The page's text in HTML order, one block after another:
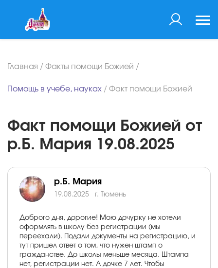
Главная / Факты помощи Божией /
Помощь в учебе, науках / Факт помощи Божией
Факт помощи Божией от
р.Б. Мария 19.08.2025
р.Б. Мария
19.08.2025 г. Тюмень
Доброго дня, дорогие! Мою дочурку не хотели
оформлять в школу без регистрации (мы
переехали). Подали документы на регистрацию, и
тут пришел ответ о том, что нужен штамп о
гражданстве. До школы меньше месяца. Штампа
нет, регистрации нет. А дочке 7 лет. Чтобы